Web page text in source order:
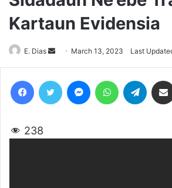
Kartaun Evidensia
E. Dias
Send
an
March 13, 2023 Last
238